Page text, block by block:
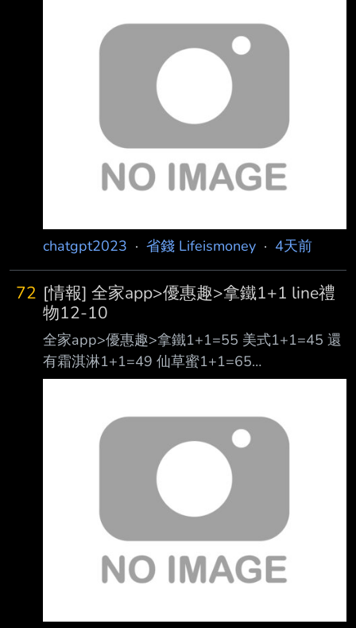
chatgpt2023 · 省錢 Lifeismoney · 4天前
72 [情報] 全家app>優惠趣>拿鐵1+1 line禮
物12-10
全家app>優惠趣>拿鐵1+1=55 美式1+1=45 還
有霜淇淋1+1=49 仙草蜜1+1=65
https://i.meee.com.tw/9uHcdn9.jpg ------- 另外
https://i.meee.com.tw/BIGDIHG.png 應該還行
吧! 在座各位大德怎麼看? --